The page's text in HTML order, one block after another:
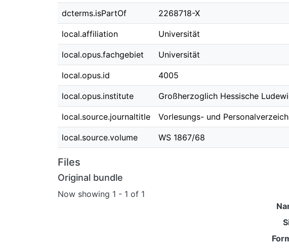
dcterms.isPartOf 2268718-X
local.affiliation Universität
local.opus.fachgebiet Universität
local.opus.id 4005
local.opus.institute Großherzoglich Hessische
local.source.journaltitle Vorlesungs- und
local.source.volume WS 1867/68
Files
Original bundle
Now showing 1 - 1 of 1